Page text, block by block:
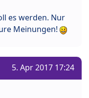
es werden. Nur
Meinungen!
5. Apr 2017 17:24